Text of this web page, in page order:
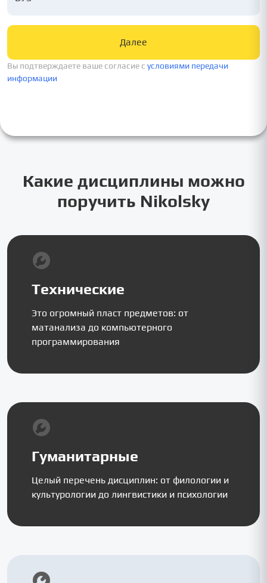
Вы подтверждаете ваше согласие c условиями передачи
информации
Далее
Какие дисциплины можно
поручить Nikolsky
Технические
Это огромный пласт предметов: от
матанализа до компьютерного
программирования
Гуманитарные
Целый перечень дисциплин: от филологии и
культурологии до лингвистики и психологии